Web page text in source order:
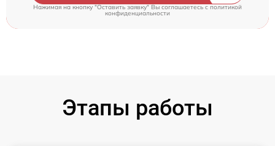
Нажимая на кнопку "Оставить заявку" Вы соглашаетесь c политикой
конфиденциальности
Этапы работы